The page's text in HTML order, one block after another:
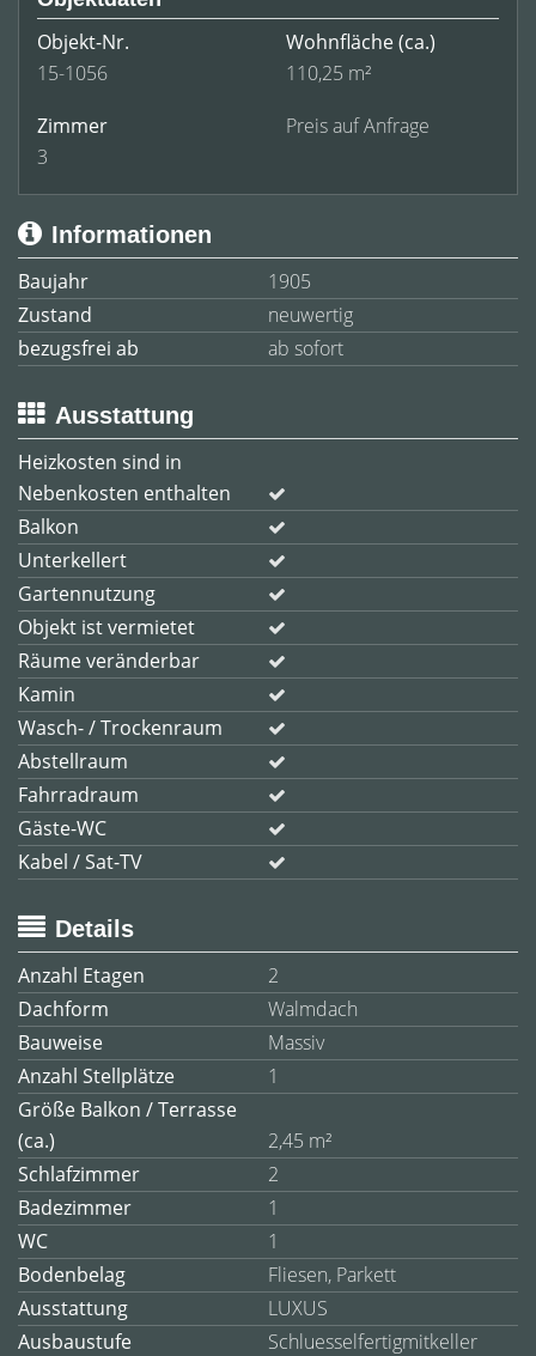
Objekt-Nr.
15-1056
Wohnfläche(ca.)
110,25 m²
Zimmer
3
Preis auf Anfrage
Informationen
Baujahr
1905
Zustand
neuwertig
bezugsfrei ab
ab sofort
Ausstattung
Heizkosten sind in
Nebenkosten enthalten
Balkon
Unterkellert
Gartennutzung
Objekt ist vermietet
Räume veränderbar
Kamin
Wasch- / Trockenraum
Abstellraum
Fahrradraum
Gäste-WC
Kabel / Sat-TV
Details
Anzahl Etagen
2
Dachform
Walmdach
Bauweise
Massiv
Anzahl Stellplätze
1
Größe Balkon / Terrasse
(ca.)
2,45 m²
Schlafzimmer
2
Badezimmer
1
WC
1
Bodenbelag
Fliesen, Parkett
Ausstattung
LUXUS
Ausbaustufe
Schluesselfertigmitkeller